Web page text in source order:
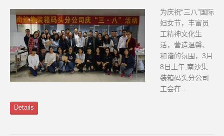
为庆祝“三八”国际
妇女节，丰富员
工精神文化生
活，营造温馨、
和谐的氛围，3月
8日上午,南沙集
装箱码头分公司
工会在…
Details